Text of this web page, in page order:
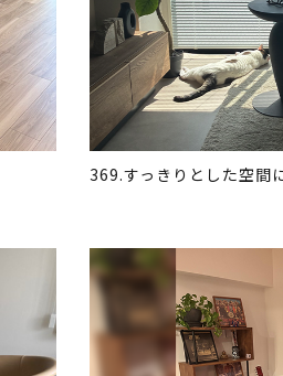
369.すっきりとした空間